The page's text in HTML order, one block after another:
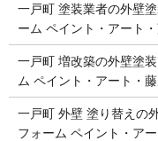
一戸町 塗装業者の外壁
ーム ペイント・アート
一戸町 増改築の外壁塗
ム ペイント・アート・
一戸町 外壁 塗り替えの
フォーム ペイント・ア